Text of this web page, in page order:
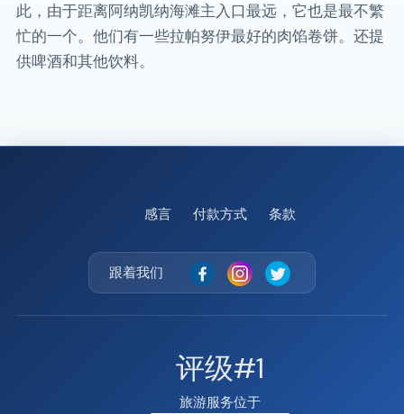
此，由于距离阿纳凯纳海滩主入口最远，它也是最不繁
忙的一个。他们有一些拉帕努伊最好的肉馅卷饼。还提
供啤酒和其他饮料。
感言 付款方式 条款
跟着我们
评级#1
旅游服务位于